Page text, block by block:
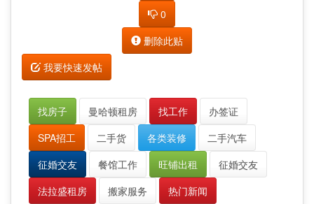
0
删除此贴
我要快速发帖
找房子 曼哈顿租房 找工作
办签证
SPA招工
二手货 各类装修
二手汽车
征婚交友
餐馆工作 旺铺出租
征婚交友
法拉盛租房
搬家服务 热门新闻